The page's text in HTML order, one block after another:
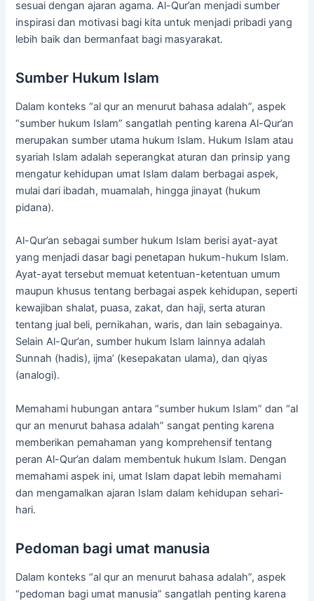
sesuai dengan ajaran agama. Al-Qur’an menjadi sumber
inspirasi dan motivasi bagi kita untuk menjadi pribadi yang
lebih baik dan bermanfaat bagi masyarakat.
Sumber Hukum Islam
Dalam konteks “al qur an menurut bahasa adalah”, aspek
“sumber hukum Islam” sangatlah penting karena Al-Qur’an
merupakan sumber utama hukum Islam. Hukum Islam atau
syariah Islam adalah seperangkat aturan dan prinsip yang
mengatur kehidupan umat Islam dalam berbagai aspek,
mulai dari ibadah, muamalah, hingga jinayat (hukum
pidana).
Al-Qur’an sebagai sumber hukum Islam berisi ayat-ayat
yang menjadi dasar bagi penetapan hukum-hukum Islam.
Ayat-ayat tersebut memuat ketentuan-ketentuan umum
maupun khusus tentang berbagai aspek kehidupan, seperti
kewajiban shalat, puasa, zakat, dan haji, serta aturan
tentang jual beli, pernikahan, waris, dan lain sebagainya.
Selain Al-Qur’an, sumber hukum Islam lainnya adalah
Sunnah (hadis), ijma’ (kesepakatan ulama), dan qiyas
(analogi).
Memahami hubungan antara “sumber hukum Islam” dan “al
qur an menurut bahasa adalah” sangat penting karena
memberikan pemahaman yang komprehensif tentang
peran Al-Qur’an dalam membentuk hukum Islam. Dengan
memahami aspek ini, umat Islam dapat lebih memahami
dan mengamalkan ajaran Islam dalam kehidupan sehari-
hari.
Pedoman bagi umat manusia
Dalam konteks “al qur an menurut bahasa adalah”, aspek
“pedoman bagi umat manusia” sangatlah penting karena